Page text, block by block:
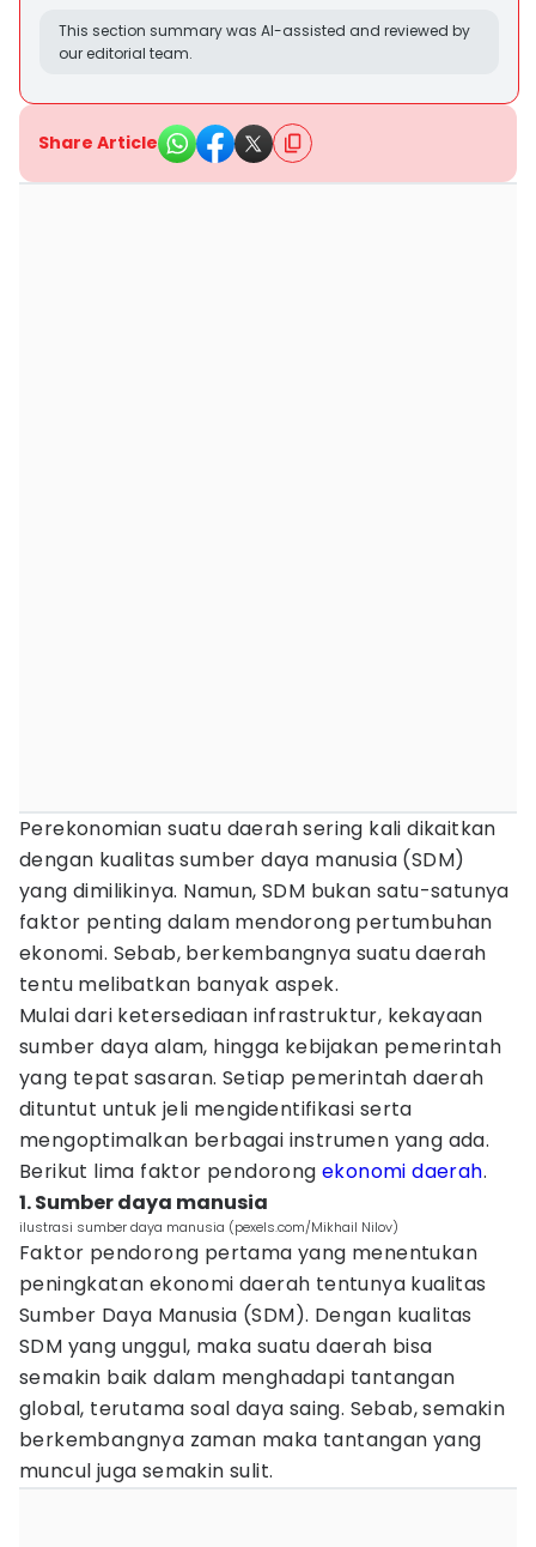
This section summary was AI-assisted and reviewed by
our editorial team.
Share Article
Perekonomian suatu daerah sering kali dikaitkan
dengan kualitas sumber daya manusia (SDM)
yang dimilikinya. Namun, SDM bukan satu-satunya
faktor penting dalam mendorong pertumbuhan
ekonomi. Sebab, berkembangnya suatu daerah
tentu melibatkan banyak aspek.
Mulai dari ketersediaan infrastruktur, kekayaan
sumber daya alam, hingga kebijakan pemerintah
yang tepat sasaran. Setiap pemerintah daerah
dituntut untuk jeli mengidentifikasi serta
mengoptimalkan berbagai instrumen yang ada.
Berikut lima faktor pendorong ekonomi daerah.
1. Sumber daya manusia
ilustrasi sumber daya manusia (pexels.com/Mikhail Nilov)
Faktor pendorong pertama yang menentukan
peningkatan ekonomi daerah tentunya kualitas
Sumber Daya Manusia (SDM). Dengan kualitas
SDM yang unggul, maka suatu daerah bisa
semakin baik dalam menghadapi tantangan
global, terutama soal daya saing. Sebab, semakin
berkembangnya zaman maka tantangan yang
muncul juga semakin sulit.